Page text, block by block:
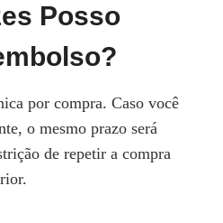
Posso
por compra. Caso você
o mesmo prazo será
de repetir a compra